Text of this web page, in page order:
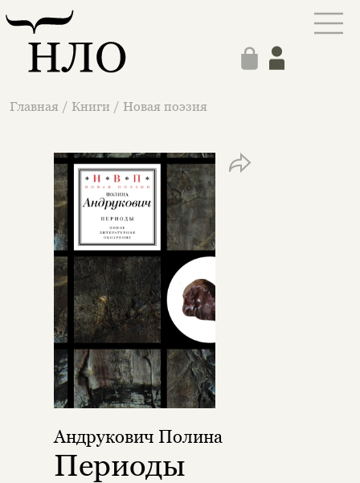
Главная / Книги / Новая поэзия
Андрукович Полина
Периоды